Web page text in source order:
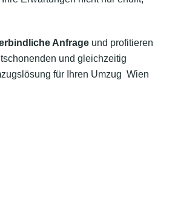
Anfrage und profitieren
und gleichzeitig
für Ihren Umzug Wien